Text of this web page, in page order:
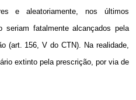
e aleatoriamente, nos últimos
fatalmente alcançados pela
(art. 156, V do CTN). Na realidade,
extinto pela prescrição, por via de